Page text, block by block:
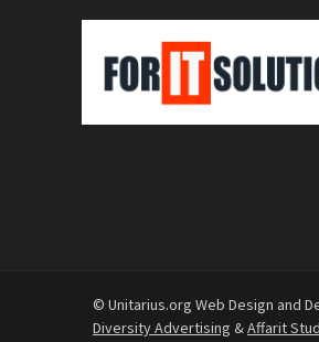
© Unitarius.org Web Design and
Diversity Advertising &Affarit